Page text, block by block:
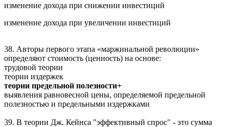
изменение дохода при снижении инвестиций
изменение дохода при увеличении инвестиций
38. Авторы первого этапа «маржинальной революции»
определяют стоимость (ценность) на основе:
трудовой теории
теории издержек
теории предельной полезности+
выявления равновесной цены, определяемой предельной
полезностью и предельными издержками
39. В теории Дж. Кейнса "эффективный спрос" - это сумма